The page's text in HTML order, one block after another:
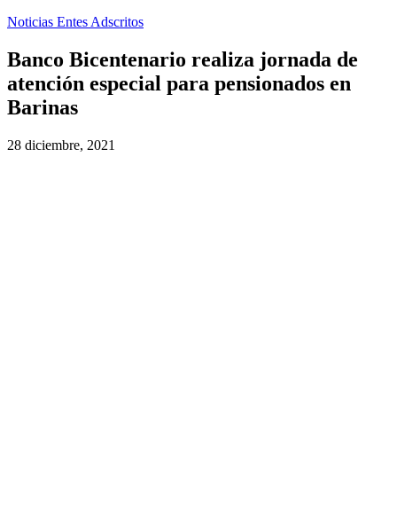
Noticias Entes Adscritos
Banco Bicentenario realiza jornada de
atención especial para pensionados en
Barinas
28 diciembre, 2021